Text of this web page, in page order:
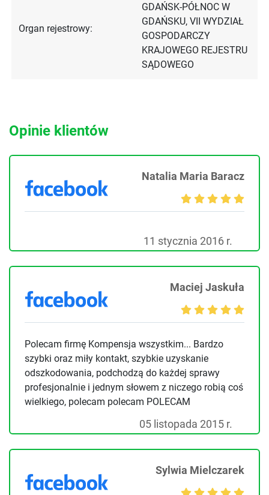
Organ rejestrowy:
GDAŃSK-PÓŁNOC W
GDAŃSKU, VII WYDZIAŁ
GOSPODARCZY
KRAJOWEGO REJESTRU
SĄDOWEGO
Opinie klientów
Natalia Maria Baracz
11 stycznia 2016 r.
Maciej Jaskuła
Polecam firmę Kompensja wszystkim... Bardzo
szybki oraz miły kontakt, szybkie uzyskanie
odszkodowania, podchodzą do każdej sprawy
profesjonalnie i jednym słowem z niczego robią coś
wielkiego, polecam polecam POLECAM
05 listopada 2015 r.
Sylwia Mielczarek